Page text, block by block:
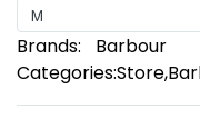
M
Brands:
Barbour
Categories:Store,